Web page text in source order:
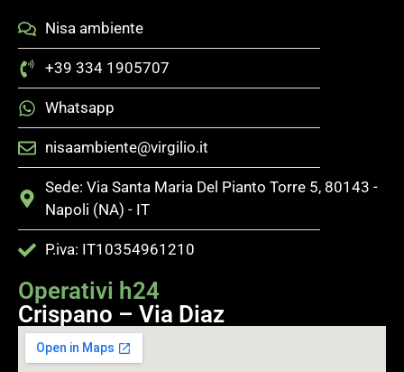
Nisa ambiente
+39 334 1905707
Whatsapp
nisaambiente@virgilio.it
Sede: Via Santa Maria Del Pianto Torre 5, 80143 -
Napoli (NA) - IT
P.iva: IT10354961210
Operativi h24
Crispano – Via Diaz